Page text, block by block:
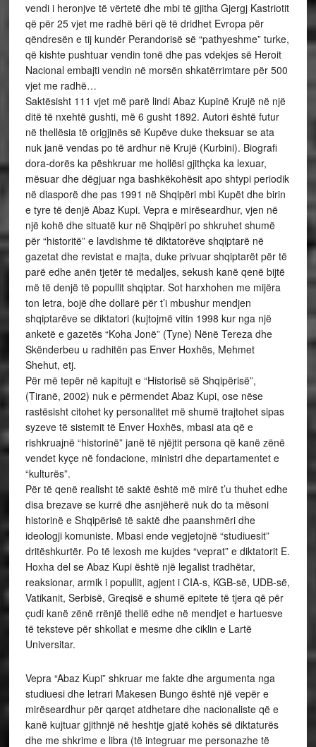
vendi i heronjve të vërtetë dhe mbi të gjitha Gjergj Kastriotit
që për 25 vjet me radhë bëri që të dridhet Evropa për
qëndresën e tij kundër Perandorisë së “pathyeshme” turke,
që kishte pushtuar vendin tonë dhe pas vdekjes së Heroit
Nacional embajti vendin në morsën shkatërrimtare për 500
vjet me radhë…
Saktësisht 111 vjet më parë lindi Abaz Kupinë Krujë në një
ditë të nxehtë gushti, më 6 gusht 1892. Autori është futur
në thellësia të origjinës së Kupëve duke theksuar se ata
nuk janë vendas po të ardhur në Krujë (Kurbini). Biografi
dora-dorës ka pëshkruar me hollësi gjithçka ka lexuar,
mësuar dhe dëgjuar nga bashkëkohësit apo shtypi periodik
në diasporë dhe pas 1991 në Shqipëri mbi Kupët dhe birin
e tyre të denjë Abaz Kupi. Vepra e mirëseardhur, vjen në
një kohë dhe situatë kur në Shqipëri po shkruhet shumë
për “historitë” e lavdishme të diktatorëve shqiptarë në
gazetat dhe revistat e majta, duke privuar shqiptarët për të
parë edhe anën tjetër të medaljes, sekush kanë qenë bijtë
më të denjë të popullit shqiptar. Sot harxhohen me mijëra
ton letra, bojë dhe dollarë për t’i mbushur mendjen
shqiptarëve se diktatori (kujtojmë vitin 1998 kur nga një
anketë e gazetës “Koha Jonë” (Tyne) Nënë Tereza dhe
Skënderbeu u radhitën pas Enver Hoxhës, Mehmet
Shehut, etj.
Për më tepër në kapitujt e “Historisë së Shqipërisë”,
(Tiranë, 2002) nuk e përmendet Abaz Kupi, ose nëse
rastësisht citohet ky personalitet më shumë trajtohet sipas
syzeve të sistemit të Enver Hoxhës, mbasi ata që e
rishkruajnë “historinë” janë të njëjtit persona që kanë zënë
vendet kyçe në fondacione, ministri dhe departamentet e
“kulturës”.
Për të qenë realisht të saktë është më mirë t’u thuhet edhe
disa brezave se kurrë dhe asnjëherë nuk do ta mësoni
historinë e Shqipërisë të saktë dhe paanshmëri dhe
ideologji komuniste. Mbasi ende vegjetojnë “studiuesit”
dritëshkurtër. Po të lexosh me kujdes “veprat” e diktatorit E.
Hoxha del se Abaz Kupi është një legalist tradhëtar,
reaksionar, armik i popullit, agjent i CIA-s, KGB-së, UDB-së,
Vatikanit, Serbisë, Greqisë e shumë epitete të tjera që për
çudi kanë zënë rrënjë thellë edhe në mendjet e hartuesve
të teksteve për shkollat e mesme dhe ciklin e Lartë
Universitar.
Vepra “Abaz Kupi” shkruar me fakte dhe argumenta nga
studiuesi dhe letrari Makesen Bungo është një vepër e
mirëseardhur për qarqet atdhetare dhe nacionaliste që e
kanë kujtuar gjithnjë në heshtje gjatë kohës së diktaturës
dhe me shkrime e libra (të integruar me personazhe të